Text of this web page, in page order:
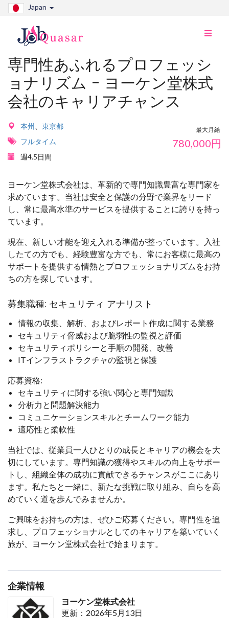
Japan
ナ
り
替
え
専門性あふれるプロフェッシ
ョナリズム - ヨーケン堂株式
会社のキャリアチャンス
本州
東京都
フルタイム
週4.5日間
最大月給
780,000円
ヨーケン堂株式会社は、革新的で専門知識豊富な専門家を
求めています。当社は安全と保護の分野で業界をリード
し、常に最高水準のサービスを提供することに誇りを持っ
ています。
現在、新しい才能を迎え入れる準備が整っています。入社
したての方でも、経験豊富な方でも、常にお客様に最高の
サポートを提供する情熱とプロフェッショナリズムをお持
ちの方を探しています。
募集職種: セキュリティ アナリスト
情報の収集、解析、およびレポート作成に関する業務
セキュリティ脅威および脆弱性の監視と評価
セキュリティポリシーと手順の開発、改善
ITインフラストラクチャの監視と保護
応募資格:
セキュリティに関する強い関心と専門知識
分析力と問題解決能力
コミュニケーションスキルとチームワーク能力
適応性と柔軟性
当社では、従業員一人ひとりの成長とキャリアの機会を大
切にしています。専門知識の獲得やスキルの向上をサポー
トし、組織全体の成功に貢献できるチャンスがここにあり
ます。私たちと一緒に、新たな挑戦に取り組み、自らを高
めていく道を歩んでみませんか。
ご興味をお持ちの方は、ぜひご応募ください。専門性を追
求し、プロフェッショナルとしてのキャリアを築いていく
旅が、ヨーケン堂株式会社で始まります。
企業情報
ヨーケン堂株式会社
更新：2026年5月13日